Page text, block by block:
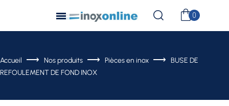
Accueil Nos produits Pièces en inox
BUSE DE
REFOULEMENT DE FOND INOX